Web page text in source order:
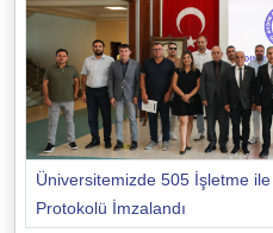
Üniversitemizde 505 İşletme
Protokolü İmzalandı